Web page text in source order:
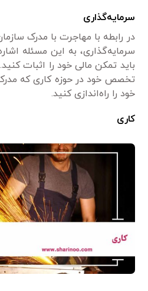
سرمایه‌گذاری
در رابطه با مهاجرت با مدرک
سرمایه‌گذاری، به این مسئله
باید تمکن مالی خود را اثبات
تخصص خود در حوزه کاری که
خود را راه‌اندازی کنید.
کاری